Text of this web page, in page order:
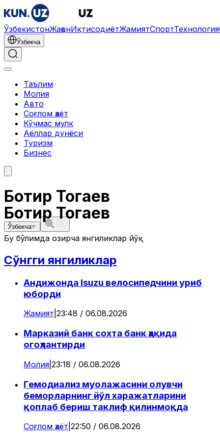
ЎзбекистонЖаҳонИқтисодиётЖамиятСпортТехнология
Ўзбекча
Таълим
Молия
Авто
Соғлом ҳаёт
Кўчмас мулк
Аёллар дунёси
Туризм
Бизнес
Ботир Тогаев
Ўзбекча
Ботир Тогаев
Бу бўлимда ҳозирча янгиликлар йўқ
Сўнгги янгиликлар
Андижонда Isuzu велосипедчини уриб
юборди
Жамият 23:48 / 06.08.2026
Марказий банк сохта банк ҳақида
огоҳлантирди
Молия 23:18 / 06.08.2026
Гемодиализ муолажасини олувчи
беморларнинг йўл харажатларини
қоплаб бериш таклиф қилинмоқда
Соғлом ҳаёт 22:50 / 06.08.2026